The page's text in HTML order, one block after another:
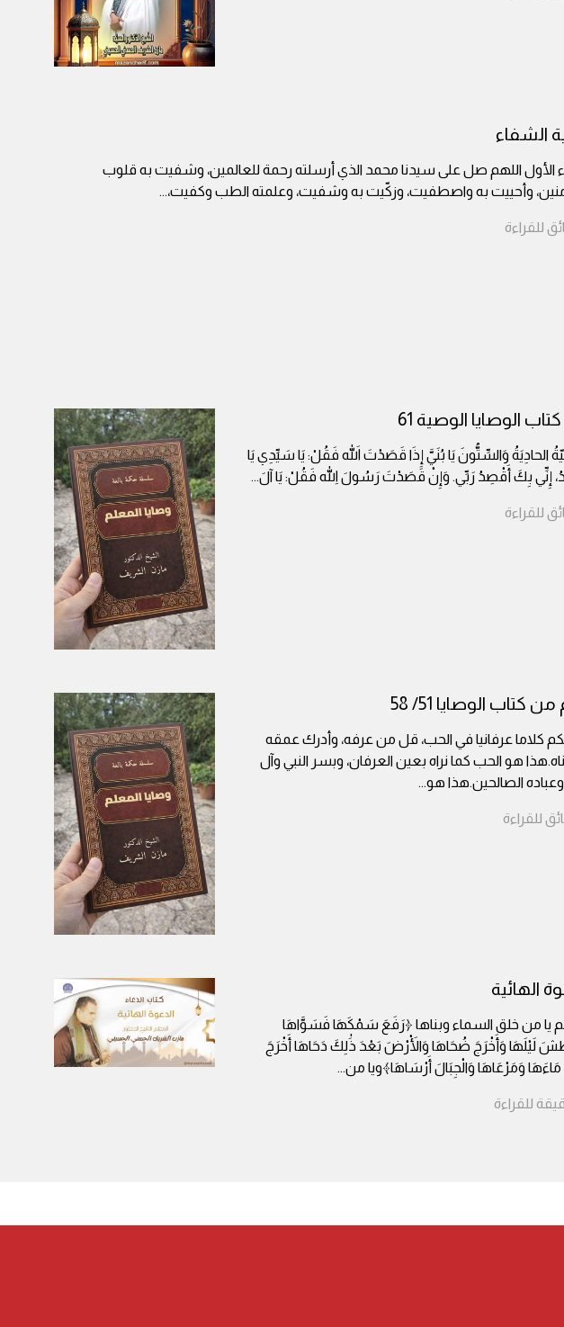
الشفاء
الأول اللهم صل على سيدنا محمد الذي أرسلته رحمة للعالمين، وشفيت به قلوب
وأحييت به واصطفيت، وزكّيت به وشفيت، وعلمته الطب وكفيت،...
للقراءة
الوصايا الوصية 61
الحادِيَةُ وَالسِّتُّونَ يَا بُنَيَّ إِذَا قَصَدْتَ اللهَ فَقُلْ: يَا سَيِّدِي يَا
إِنِّي بِكَ أَقْصِدُ رَبِّي. وَإِنْ قَصَدْتَ رَسُولَ اللهِ فَقُلْ: يَا آلَ...
للقراءة
كتاب الوصايا 51/ 58
كلاما عرفانيا في الحب، قل من عرفه، وأدرك عمقه
هو الحب كما نراه بعين العرفان، وبسر النبي وآل
وعباده الصالحين.هذا هو...
للقراءة
الهائية
يا من خلق السماء وبناها ﴿رَفَعَ سَمْكَهَا فَسَوَّاهَا
لَيْلَهَا وَأَخْرَجَ ضُحَاهَا وَالْأَرْضَ بَعْدَ ذَٰلِكَ دَحَاهَا أَخْرَجَ
مَاءَهَا وَمَرْعَاهَا وَالْجِبَالَ أَرْسَاهَا﴾ويا من...
للقراءة